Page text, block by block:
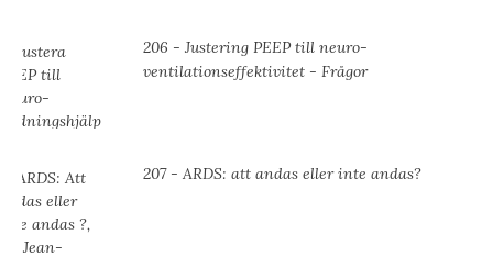
206 - Justering PEEP till neuro-
ventilationseffektivitet - Frågor
207 - ARDS: att andas eller inte andas?